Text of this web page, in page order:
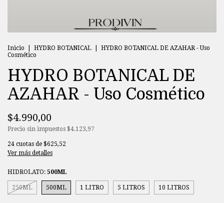
Inicio HYDRO BOTANICAL
HYDRO BOTANICAL DE AZAHAR - Uso
Cosmético
HYDRO BOTANICAL DE
AZAHAR - Uso Cosmético
$4.990,00
Precio sin impuestos $4.123,97
24 cuotas de $625,52
Ver más detalles
HIDROLATO: 500ML
250ML 500ML 1 LITRO 5 LITROS 10 LITROS